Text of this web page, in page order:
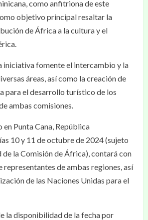
como anfitriona de este
objetivo principal resaltar la
de África a la cultura y el
iniciativa fomente el intercambio y la
áreas, así como la creación de
para el desarrollo turístico de los
ambas comisiones.
en Punta Cana, República
10 y 11 de octubre de 2024 (sujeto
la Comisión de África), contará con
de ambas regiones, así
de las Naciones Unidas para el
la disponibilidad de la fecha por